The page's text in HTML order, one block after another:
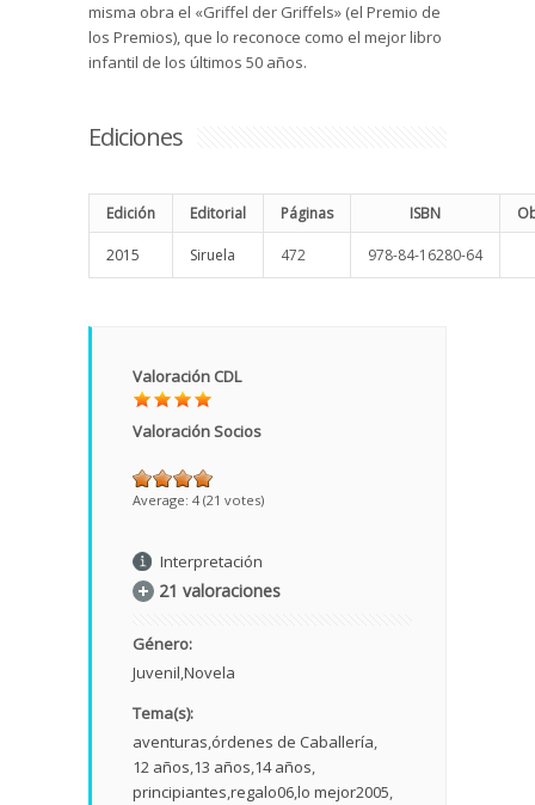
misma obra el «Griffel der Griffels» (el Premio de
los Premios), que lo reconoce como el mejor libro
infantil de los últimos 50 años.
Ediciones
Edición Editorial Páginas ISBN
2015 Siruela 472 978-84-16280-64
Valoración CDL
Valoración Socios
Average: 4 (21 votes)
Interpretación
21 valoraciones
Género:
Juvenil Novela
Tema(s):
aventuras órdenes de Caballería
12 años 13 años 14 años
principiantes regalo06lo mejor2005